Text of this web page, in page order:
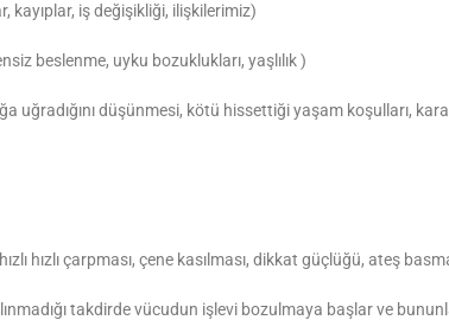
kayıplar, iş değişikliği, ilişkilerimiz)
beslenme, uyku bozuklukları, yaşlılık )
uğradığını düşünmesi, kötü hissettiği yaşam koşulları,
hızlı çarpması, çene kasılması, dikkat güçlüğü, ateş
takdirde vücudun işlevi bozulmaya başlar ve